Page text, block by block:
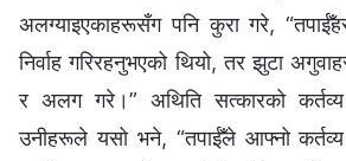
अलग्याइएकाहरूसँग पनि कुरा गरे,
निर्वाह गरिरहनुभएको थियो, तर झुटा
र अलग गरे।” अथिति सत्कारको कर्तव्य
उनीहरूले यसो भने, “तपाईँले आफ्नो कर्तव्य